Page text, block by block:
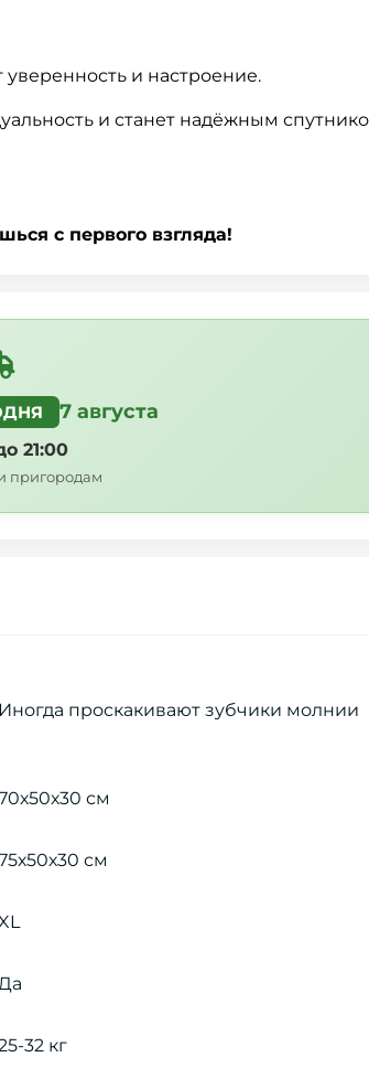
и настроение.
и станет надёжным
с первого взгляда!
7 августа
21:00
пригородам
проскакивают зубчики молнии
см
см
32 кг